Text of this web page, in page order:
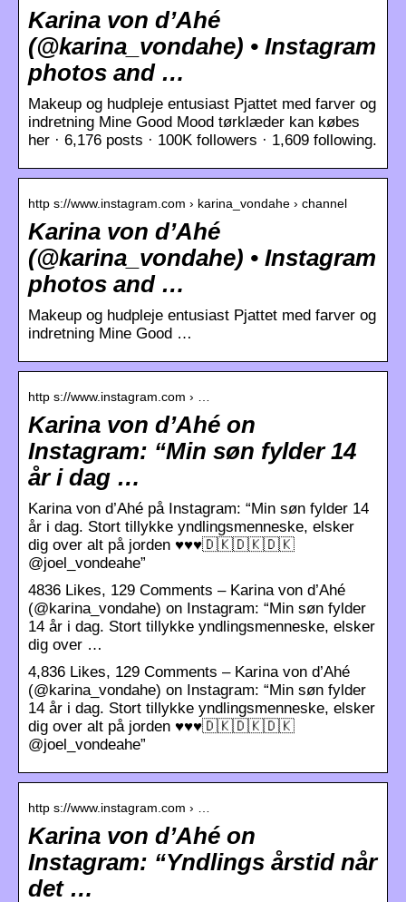
Karina von d’Ahé
(@karina_vondahe) • Instagram
photos and …
Makeup og hudpleje entusiast Pjattet med farver og
indretning Mine Good Mood tørklæder kan købes
her · 6,176 posts · 100K followers · 1,609 following.
http s://www.instagram.com › karina_vondahe › channel
Karina von d’Ahé
(@karina_vondahe) • Instagram
photos and …
Makeup og hudpleje entusiast Pjattet med farver og
indretning Mine Good …
http s://www.instagram.com › …
Karina von d’Ahé on
Instagram: “Min søn fylder 14
år i dag …
Karina von d’Ahé på Instagram: “Min søn fylder 14
år i dag. Stort tillykke yndlingsmenneske, elsker
dig over alt på jorden ♥️♥️♥️🇩🇰🇩🇰🇩🇰
@joel_vondeahe”
4836 Likes, 129 Comments – Karina von d’Ahé
(@karina_vondahe) on Instagram: “Min søn fylder
14 år i dag. Stort tillykke yndlingsmenneske, elsker
dig over …
4,836 Likes, 129 Comments – Karina von d’Ahé
(@karina_vondahe) on Instagram: “Min søn fylder
14 år i dag. Stort tillykke yndlingsmenneske, elsker
dig over alt på jorden ♥️♥️♥️🇩🇰🇩🇰🇩🇰
@joel_vondeahe”
http s://www.instagram.com › …
Karina von d’Ahé on
Instagram: “Yndlings årstid når
det …